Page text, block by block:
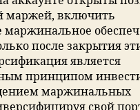
маржей, включить
маржинальное
после закрытия
является
принципом
маржинальных
свой